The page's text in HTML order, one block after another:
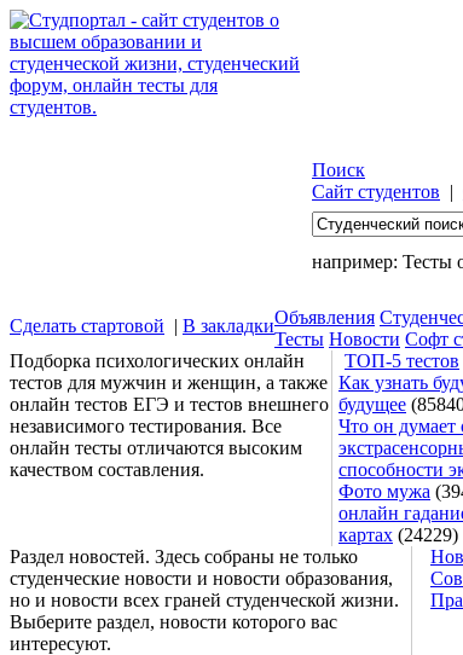
Поиск
Сайт студентов |
например: Тесты
Сделать стартовой | В закладкиОбъявления
Тесты Новости Софт
Подборка психологических онлайн
тестов для мужчин и женщин, а также
онлайн тестов ЕГЭ и тестов внешнего
независимого тестирования. Все
онлайн тесты отличаются высоким
качеством составления.
ТОП-5 тестов
Как узнать
будущее
Что он думает
способности
Фото мужа
онлайн
картах (24229)
Раздел новостей. Здесь собраны не только
студенческие новости и новости образования,
но и новости всех граней студенческой жизни.
Выберите раздел, новости которого вас
интересуют.